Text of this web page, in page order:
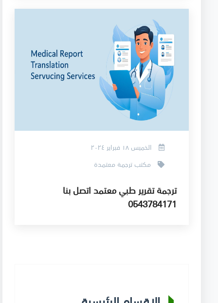
الخميس ١٨ فبراير ٢٠٢٤
مكتب ترجمة معتمدة
ترجمة تقرير طبي معتمد اتصل بنا
0543784171